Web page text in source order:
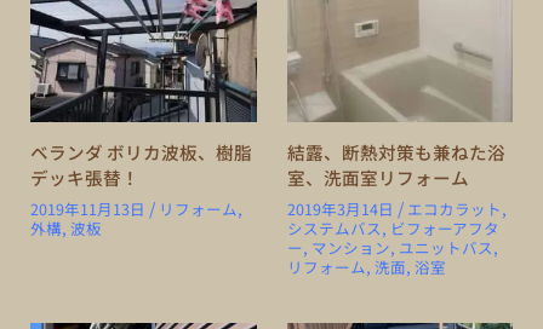
ベランダ ボリカ波板、樹脂
デッキ張替！
2019年11月13日 / リフォーム,
外構, 波板
結露、断熱対策も兼ねた浴
室、洗面室リフォーム
2019年3月14日 / エコカラット,
システムバス, ビフォーアフタ
ー, マンション, ユニットバス,
リフォーム, 洗面, 浴室